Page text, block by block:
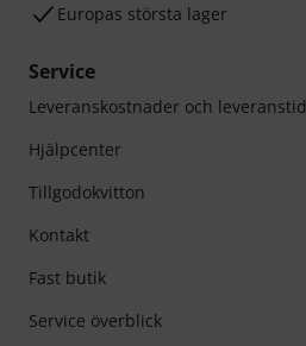
Europas största lager
Service
Leveranskostnader och leveranstid
Hjälpcenter
Tillgodokvitton
Kontakt
Fast butik
Service överblick